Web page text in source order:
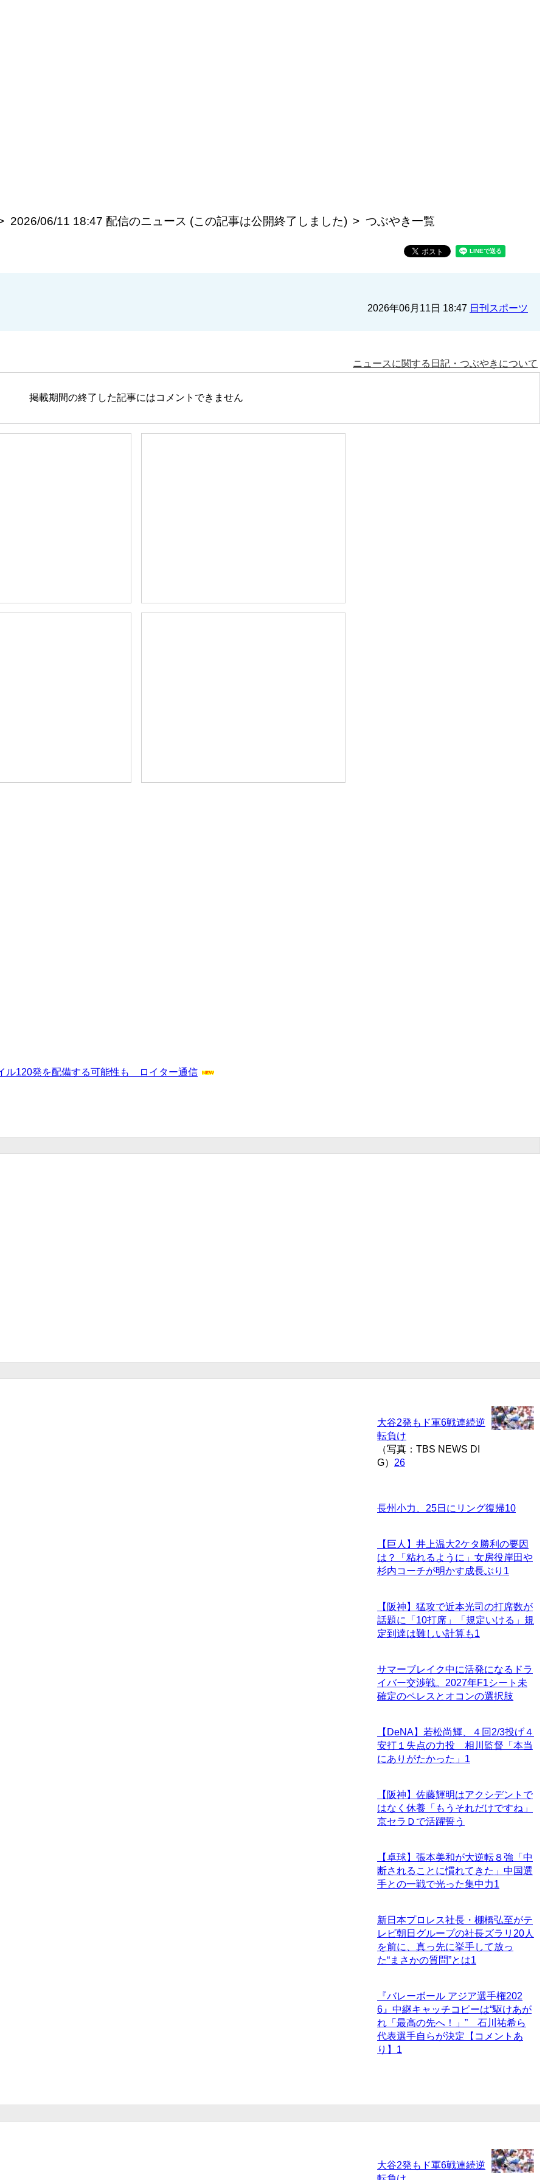
2026/06/11 18:47 配信のニュース (この記事は公開終了しました) つぶやき一覧
2026年06月11日 18:47 日刊スポーツ
ニュースに関する日記・つぶやきについて
掲載期間の終了した記事にはコメントできません
ル120発を配備する可能性も ロイター通信
大谷2発もド軍6戦連続逆
転負け
（写真：TBS NEWS DI
G） 26
長州小力、25日にリング復帰10
【巨人】井上温大2ケタ勝利の要因
は？「粘れるように」女房役岸田や
杉内コーチが明かす成長ぶり 1
【阪神】猛攻で近本光司の打席数が
話題に「10打席」「規定いける」規
定到達は難しい計算も1
サマーブレイク中に活発になるドラ
イバー交渉戦。2027年F1シート未
確定のペレスとオコンの選択肢
【DeNA】若松尚輝、４回2/3投げ４
安打１失点の力投 相川監督「本当
にありがたかった」 1
【阪神】佐藤輝明はアクシデントで
はなく休養「もうそれだけですね」
京セラＤで活躍誓う
【卓球】張本美和が大逆転８強「中
断されることに慣れてきた」中国選
手との一戦で光った集中力1
新日本プロレス社長・棚橋弘至がテ
レビ朝日グループの社長ズラリ20人
を前に、真っ先に挙手して放っ
た“まさかの質問”とは1
『バレーボール アジア選手権202
6』中継キャッチコピーは“駆けあが
れ「最高の先へ！」” 石川祐希ら
代表選手自らが決定【コメントあ
り】 1
大谷2発もド軍6戦連続逆